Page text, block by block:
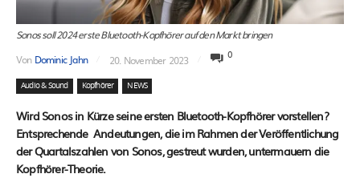
Sonos soll 2024 erste Bluetooth-Kopfhörer auf den Markt bringen
Von Dominic Jahn 20. November 2023 0
Audio & Sound Kopfhörer NEWS
Wird Sonos in Kürze seine ersten Bluetooth-Kopfhörer vorstellen?
Entsprechende Andeutungen, die im Rahmen der Veröffentlichung
der Quartalszahlen von Sonos, gestreut wurden, untermauern die
Kopfhörer-Theorie.